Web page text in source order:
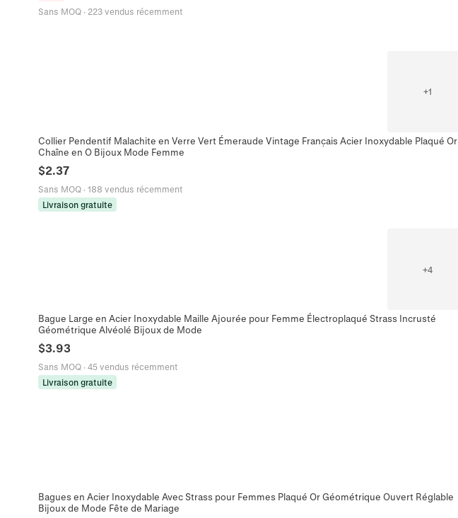
Sans MOQ· 223 vendus récemment
+1
Collier Pendentif Malachite en Verre Vert Émeraude Vintage Français Acier Inoxydable Plaqué Or
Chaîne en O Bijoux Mode Femme
$2.37
Sans MOQ· 188 vendus récemment
Livraison gratuite
+4
Bague Large en Acier Inoxydable Maille Ajourée pour Femme Électroplaqué Strass Incrusté
Géométrique Alvéolé Bijoux de Mode
$3.93
Sans MOQ· 45 vendus récemment
Livraison gratuite
Bagues en Acier Inoxydable Avec Strass pour Femmes Plaqué Or Géométrique Ouvert Réglable
Bijoux de Mode Fête de Mariage